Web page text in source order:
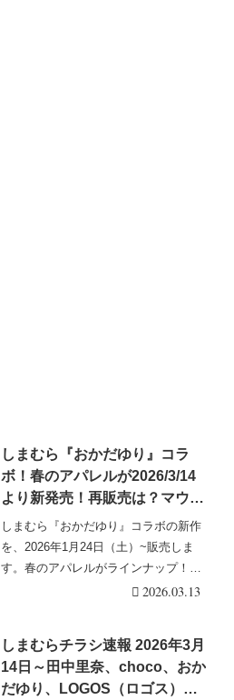
しまむら『おかだゆり』コラ
ボ！春のアパレルが2026/3/14
より新発売！再販売は？マウン
テンパーカ、シャツ、パンツ、
スカートも！
しまむら『おかだゆり』コラボの新作
を、2026年1月24日（土）~販売しま
す。春のアパレルがラインナップ！し
まむら『おか・・・続きを読む2026.03.13
しまむらチラシ速報 2026年3月
14日～田中里奈、choco、おか
だゆり、LOGOS（ロゴス）か